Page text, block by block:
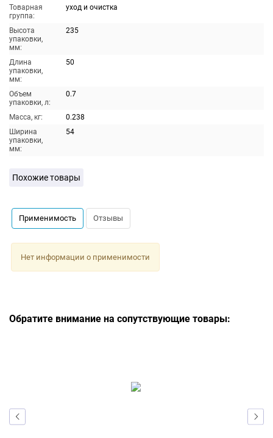
Товарная
группа:
уход и очистка
Высота
упаковки,
мм:
235
Длина
упаковки,
мм:
50
Объем
упаковки, л:
0.7
Масса, кг:
0.238
Ширина
упаковки,
мм:
54
Похожие товары
Применимость Отзывы
Нет информации о применимости
Обратите внимание на сопутствующие товары: